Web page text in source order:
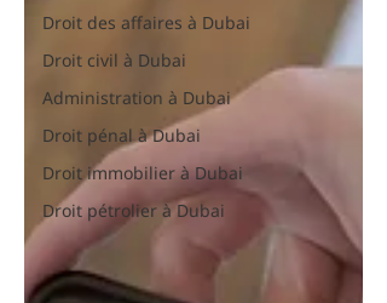
Droit des affaires à Dubai
Droit civil à Dubai
Administration à Dubai
Droit pénal à Dubai
Droit immobilier à Dubai
Droit pétrolier à Dubai